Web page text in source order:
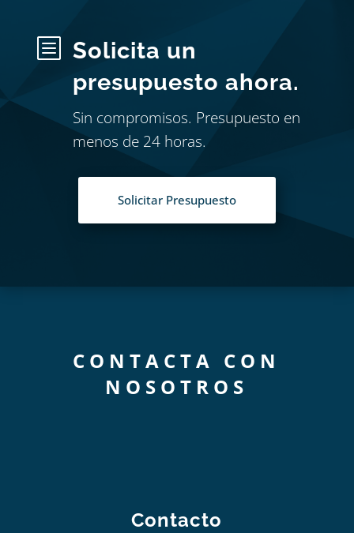
b
Solicita un
presupuesto ahora.
Sin compromisos. Presupuesto en
menos de 24 horas.
Solicitar Presupuesto
CONTACTA CON
NOSOTROS
Contacto